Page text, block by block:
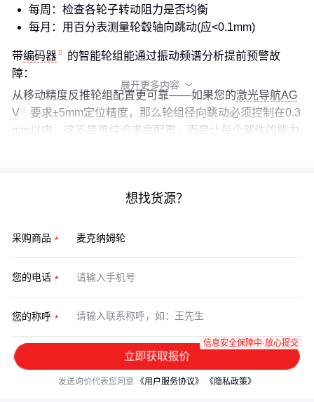
每周：检查各轮子转动阻力是否均衡
每月：用百分表测量轮毂轴向跳动(应<0.1mm)
带编码器
的智能轮组能通过振动频谱分析提前预警故
障：
从移动精度反推轮组配置更可靠——如果您的激光导航AG
V
要求±5mm定位精度，那么轮组径向跳动必须控制在0.3
mm以内。这不是单纯追求高配置，而是让每个部件的能力
展开更多内容 
想找货源？
采购商品
您的电话
您的称呼
立即获取报价
信息安全保障中·放心提交
发送询价代表您同意 《用户服务协议》 《隐私政策》